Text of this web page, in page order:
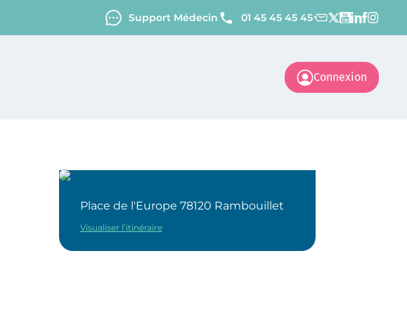
Support Médecin 01 45 45 45 45
Connexion
Place de l'Europe 78120 Rambouillet
Visualiser l’itinéraire